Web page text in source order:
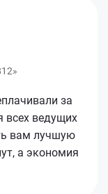
за
ведущих
вам лучшую
а экономия